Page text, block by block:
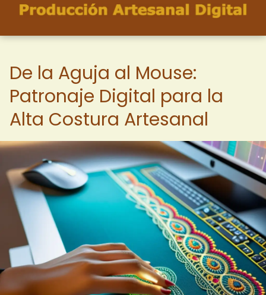
De la Aguja al Mouse:
Patronaje Digital para la
Alta Costura Artesanal